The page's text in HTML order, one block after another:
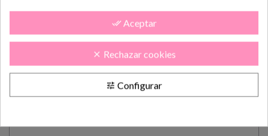
Realiza el pedido
Lo tramitamos y
preparamos
En 5-10 días lab.
lo tendás en casa
CÓMO COMPRAR
done_all Aceptar
clear Rechazar cookies
tune Configurar